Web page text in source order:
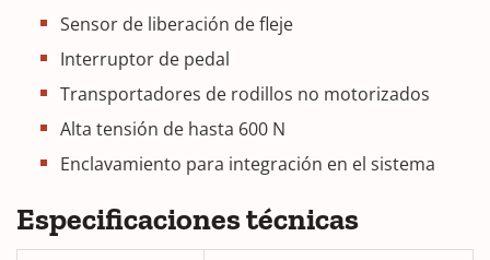
Sensor de liberación de fleje
Interruptor de pedal
Transportadores de rodillos no motorizados
Alta tensión de hasta 600 N
Enclavamiento para integración en el sistema
Especificaciones técnicas